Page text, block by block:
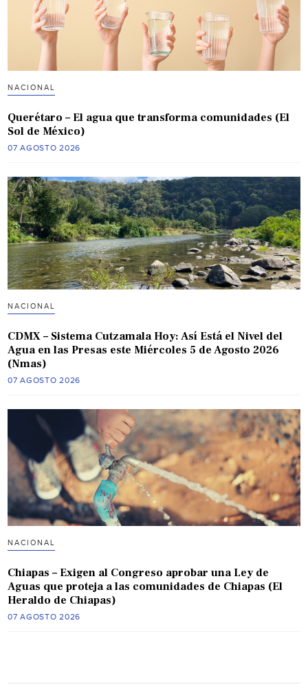
NACIONAL
Querétaro – El agua que transforma comunidades (El
Sol de México)
07 AGOSTO 2026
NACIONAL
CDMX – Sistema Cutzamala Hoy: Así Está el Nivel del
Agua en las Presas este Miércoles 5 de Agosto 2026
(Nmas)
07 AGOSTO 2026
NACIONAL
Chiapas – Exigen al Congreso aprobar una Ley de
Aguas que proteja a las comunidades de Chiapas (El
Heraldo de Chiapas)
07 AGOSTO 2026